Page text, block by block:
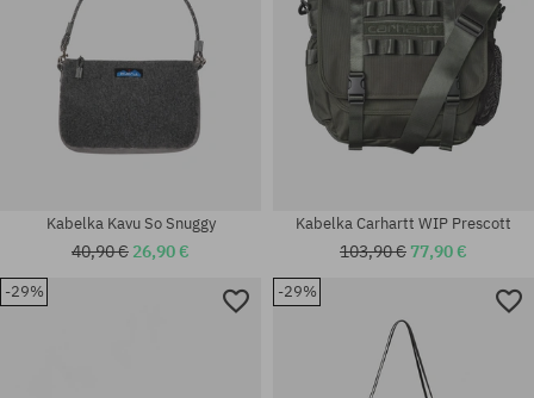
univerzálna veľkosť
Kabelka Kavu So Snuggy
40,90 € 26,90 €
Kabelka Carhartt WIP Prescott
103,90 € 77,90 €
-29% -29%